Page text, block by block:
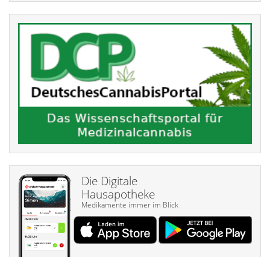
Die Digitale
Hausapotheke
Medikamente immer im Blick